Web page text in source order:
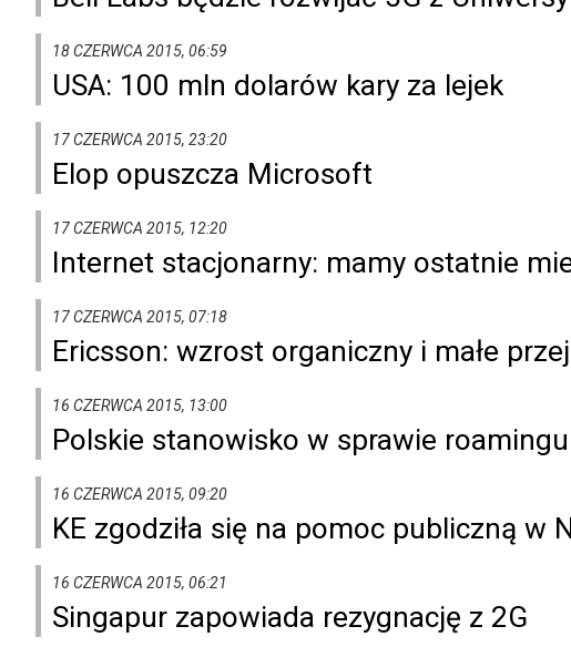
18 CZERWCA 2015, 06:59
USA: 100 mln dolarów kary za lejek
17 CZERWCA 2015, 23:20
Elop opuszcza Microsoft
17 CZERWCA 2015, 12:20
Internet stacjonarny: mamy ostatnie
17 CZERWCA 2015, 07:18
Ericsson: wzrost organiczny i małe
16 CZERWCA 2015, 13:00
Polskie stanowisko w sprawie
16 CZERWCA 2015, 09:20
KE zgodziła się na pomoc publiczną w
16 CZERWCA 2015, 06:21
Singapur zapowiada rezygnację z 2G